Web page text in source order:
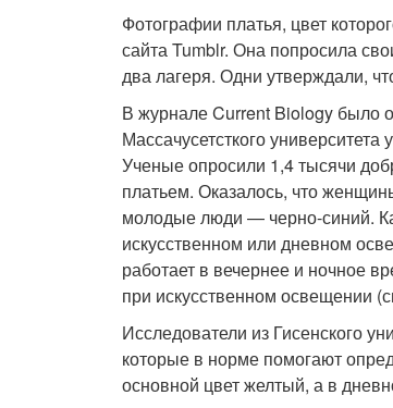
Фотографии платья, цвет
сайта Tumblr. Она попросила
два лагеря. Одни утверждали,
В журнале Current Biology было
Массачусетсткого
Ученые опросили 1,4 тысячи
платьем. Оказалось, что
молодые люди — черно-синий.
искусственном или дневном
работает в вечернее и ночное
при искусственном освещении
Исследователи из Гисенского
которые в норме помогают
основной цвет желтый, а в